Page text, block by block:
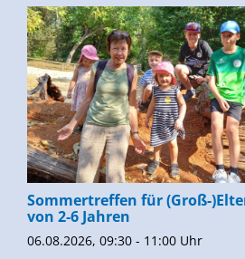
Sommertreffen für (Groß-
von 2-6 Jahren
06.08.2026, 09:30 - 11:00 Uhr